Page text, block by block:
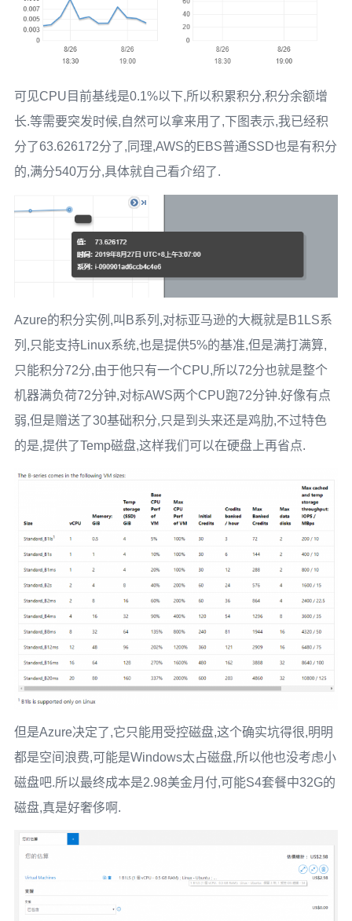
可见CPU目前基线是0.1%以下,所以积累积分,积分余额增
长.等需要突发时候,自然可以拿来用了,下图表示,我已经积
分了63.626172分了,同理,AWS的EBS普通SSD也是有积分
的,满分540万分,具体就自己看介绍了.
Azure的积分实例,叫B系列,对标亚马逊的大概就是B1LS系
列,只能支持Linux系统,也是提供5%的基准,但是满打满算,
只能积分72分,由于他只有一个CPU,所以72分也就是整个
机器满负荷72分钟,对标AWS两个CPU跑72分钟.好像有点
弱,但是赠送了30基础积分,只是到头来还是鸡肋,不过特色
的是,提供了Temp磁盘,这样我们可以在硬盘上再省点.
但是Azure决定了,它只能用受控磁盘,这个确实坑得很,明明
都是空间浪费,可能是Windows太占磁盘,所以他也没考虑小
磁盘吧.所以最终成本是2.98美金月付,可能S4套餐中32G的
磁盘,真是好奢侈啊.